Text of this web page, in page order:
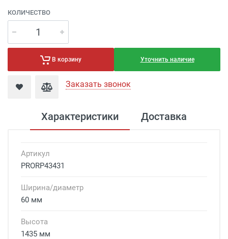
КОЛИЧЕСТВО
В корзину Уточнить наличие
Заказать звонок
Характеристики Доставка
Артикул
PRORP43431
Ширина/диаметр
60 мм
Высота
1435 мм